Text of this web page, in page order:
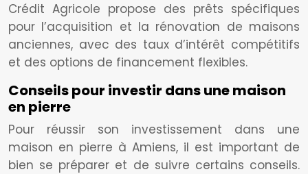
Crédit Agricole propose des prêts spécifiques
pour l’acquisition et la rénovation de maisons
anciennes, avec des taux d’intérêt compétitifs
et des options de financement flexibles.
Conseils pour investir dans une maison
en pierre
Pour réussir son investissement dans une
maison en pierre à Amiens, il est important de
bien se préparer et de suivre certains conseils.